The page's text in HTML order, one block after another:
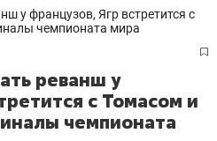
реванш у
с Томасом и
чемпионата